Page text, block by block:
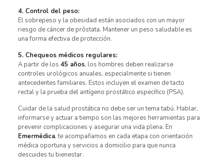
4. Control del peso:
El sobrepeso y la obesidad están asociados con un mayor
riesgo de cáncer de próstata. Mantener un peso saludable es
una forma efectiva de protección.
5. Chequeos médicos regulares:
A partir de los 45 años, los hombres deben realizarse
controles urológicos anuales, especialmente si tienen
antecedentes familiares. Estos incluyen el examen de tacto
rectal y la prueba del antígeno prostático específico (PSA).
Cuidar de la salud prostática no debe ser un tema tabú. Hablar,
informarse y actuar a tiempo son las mejores herramientas para
prevenir complicaciones y asegurar una vida plena. En
Emermédica, te acompañamos en cada etapa con orientación
médica oportuna y servicios a domicilio para que nunca
descuides tu bienestar.